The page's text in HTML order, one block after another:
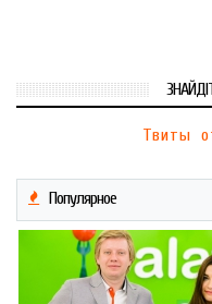
Твиты
Популярное